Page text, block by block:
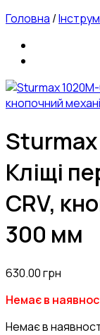
Головна /
Кліщі
CRV,
300 мм
630.00грн
Немає в
Немає в